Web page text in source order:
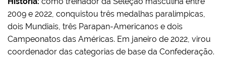
2009 e 2022, conquistou três medalhas paralímpicas,
dois Mundiais, três Parapan-Americanos e dois
Campeonatos das Américas. Em janeiro de 2022, virou
coordenador das categorias de base da Confederação.